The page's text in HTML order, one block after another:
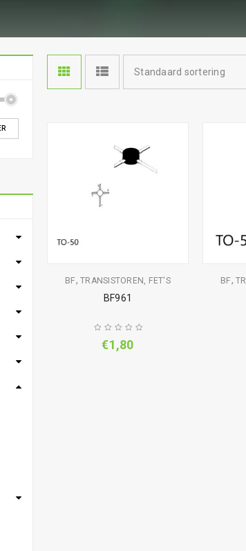
Standaard sortering
BF,TRANSISTOREN, FET'S
BF961
€1,80
BF,